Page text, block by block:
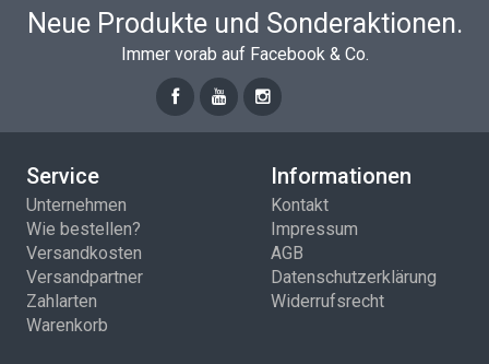
Neue Produkte und Sonderaktionen.
Immer vorab auf Facebook & Co.
Service
Unternehmen
Wie bestellen?
Versandkosten
Versandpartner
Zahlarten
Warenkorb
Informationen
Kontakt
Impressum
AGB
Datenschutzerklärung
Widerrufsrecht